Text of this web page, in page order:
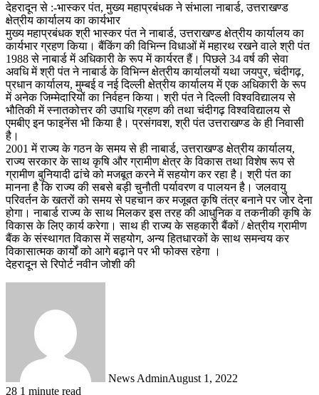
देहरादून से :-भास्कर पंत, मुख्य महाप्रबंधक ने संभाला नाबार्ड, उत्तराखण्ड
क्षेत्रीय कार्यालय का कार्यभार
मुख्य महाप्रबंधक श्री भास्कर पंत ने नाबार्ड, उत्तराखण्ड क्षेत्रीय कार्यालय का
कार्यभार ग्रहण किया। बैंकिंग की विभिन्न विधाओं में महारथ रखने वाले श्री पंत
1988 से नाबार्ड में अधिकारी के रूप में कार्यरत हैं। पिछले 34 वर्ष की सेवा
अवधि में श्री पंत ने नाबार्ड के विभिन्न क्षेत्रीय कार्यालयों यथा जयपुर, चंदीगढ़,
प्रधान कार्यालय, मुम्बई व नई दिल्ली क्षेत्रीय कार्यालय में एक अधिकारी के रूप
में अनेक जिम्मेदारियों का निर्वहन किया। श्री पंत ने दिल्ली विश्वविद्यालय से
भौतिकी में स्नातकोत्तर की उपाधि ग्रहण की तथा चंदीगढ़ विश्वविद्यालय से
एमबीए इन फाइनेंस भी किया है। प्रसंगवश, श्री पंत उत्तराखण्ड के ही निवासी
है।
2001 में राज्य के गठन के समय से ही नाबार्ड, उत्तराखण्ड क्षेत्रीय कार्यालय,
राज्य सरकार के साथ कृषि और ग्रामीण क्षेत्र के विकास तथा विशेष रूप से
ग्रामीण बुनियादी ढांचे को मजबूत करने में सहयोग कर रहा है। श्री पंत का
मानना है कि राज्य की सबसे बड़ी चुनौती पर्यावरण व पालयन है। जलवायु
परिवर्तन के खतरों को समय से पहचान कर मजूबत कृषि तंत्र बनाने पर जोर देना
होगा। नाबार्ड राज्य के साथ मिलकर इस तरह की आधुनिक व तकनीकी कृषि के
विकास के लिए कार्य करेगा। साथ ही राज्य के सहकारी बैंकों / क्षेत्रीय ग्रामीण
बैंक के संस्थागत विकास में सहयोग, अन्य हितधारकों के साथ समन्वय कर
विकासात्मक कार्यों को आगे बढ़ाने पर भी फोक्स रहेगा ।
देहरादून से रिपोर्ट नवीन जोशी की
News AdminAugust 1, 2022
28 1 minute read